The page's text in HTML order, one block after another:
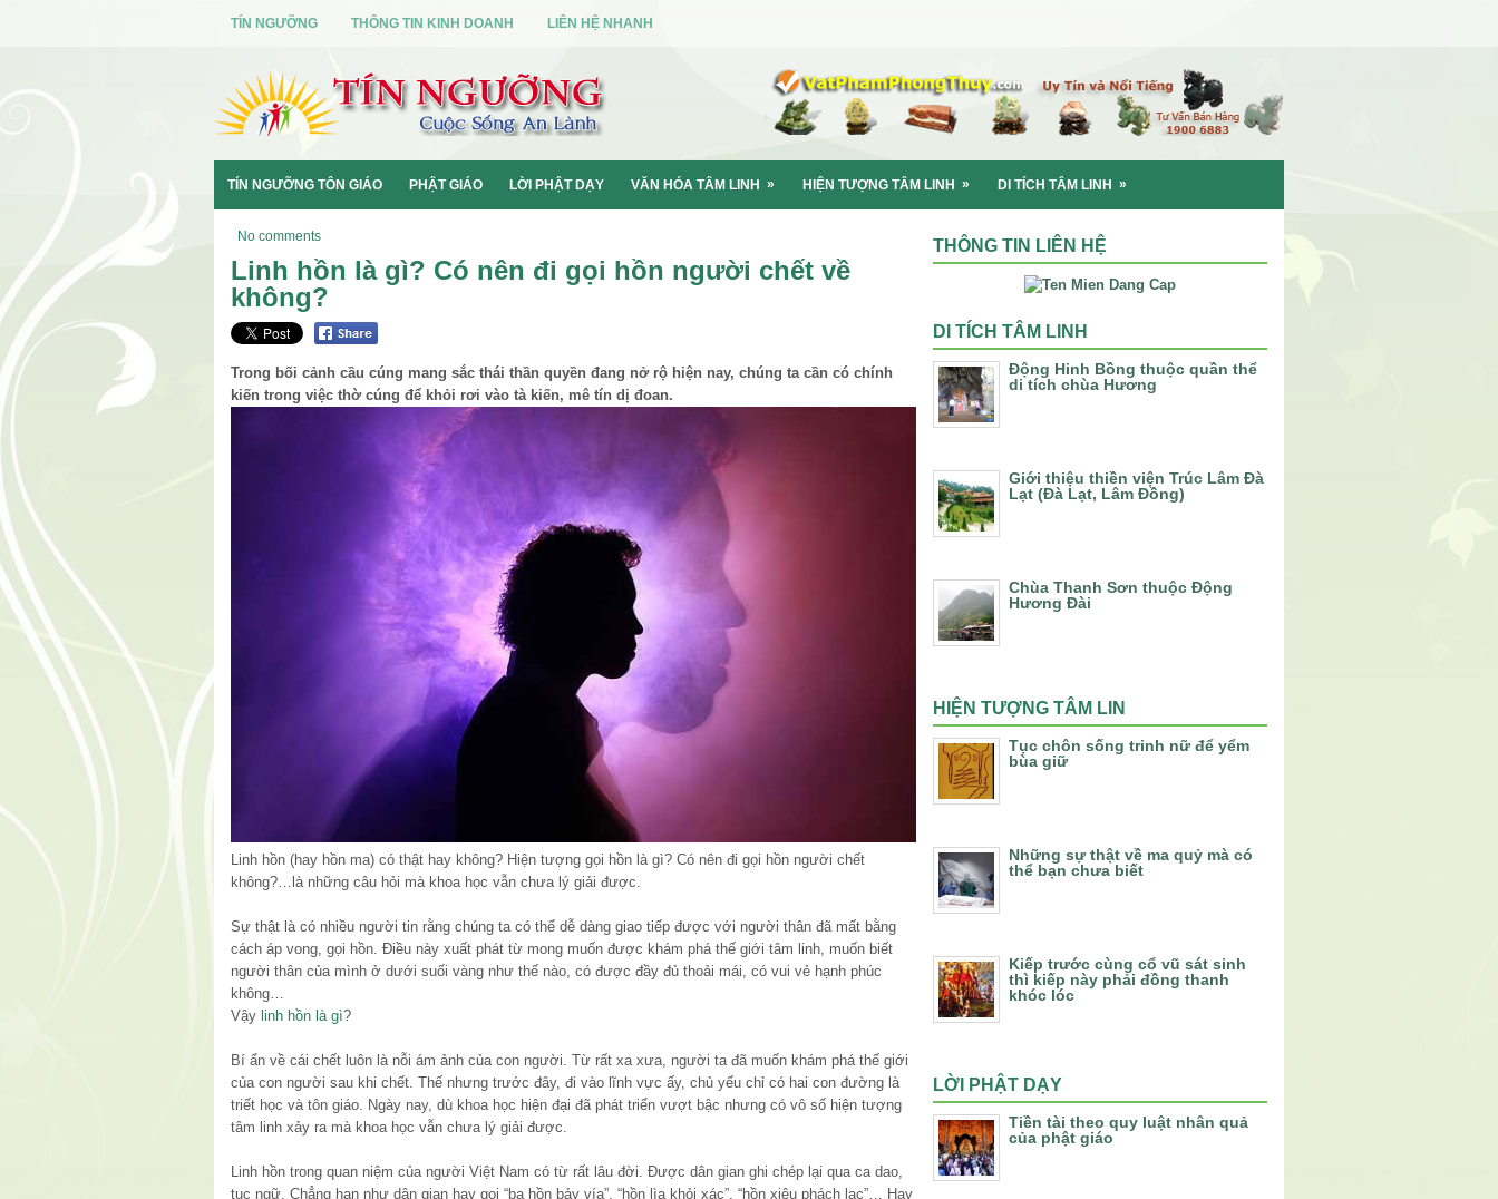
TÍN NGƯỠNG THÔNG TIN KINH DOANH LIÊN HỆ NHANH
TÍN NGƯỠNG TÔN GIÁO PHẬT GIÁO LỜI PHẬT DẠY VĂN HÓA TÂM LINH » HIỆN TƯỢNG TÂM LINH » DI TÍCH TÂM LINH »
No comments
Linh hồn là gì? Có nên đi gọi hồn người chết về
không?
Trong bối cảnh cầu cúng mang sắc thái thần quyền đang nở rộ hiện nay, chúng ta cần có chính
kiến trong việc thờ cúng để khỏi rơi vào tà kiến, mê tín dị đoan.
Linh hồn (hay hồn ma) có thật hay không? Hiện tượng gọi hồn là gì? Có nên đi gọi hồn người chết
không?…là những câu hỏi mà khoa học vẫn chưa lý giải được.
Sự thật là có nhiều người tin rằng chúng ta có thể dễ dàng giao tiếp được với người thân đã mất bằng
cách áp vong, gọi hồn. Điều này xuất phát từ mong muốn được khám phá thế giới tâm linh, muốn biết
người thân của mình ở dưới suối vàng như thế nào, có được đầy đủ thoải mái, có vui vẻ hạnh phúc
không…
Vậy linh hồn là gì?
Bí ẩn về cái chết luôn là nỗi ám ảnh của con người. Từ rất xa xưa, người ta đã muốn khám phá thế giới
của con người sau khi chết. Thế nhưng trước đây, đi vào lĩnh vực ấy, chủ yếu chỉ có hai con đường là
triết học và tôn giáo. Ngày nay, dù khoa học hiện đại đã phát triển vượt bậc nhưng có vô số hiện tượng
tâm linh xảy ra mà khoa học vẫn chưa lý giải được.
Linh hồn trong quan niệm của người Việt Nam có từ rất lâu đời. Được dân gian ghi chép lại qua ca dao,
tục ngữ. Chẳng hạn như dân gian hay gọi “ba hồn bảy vía”, “hồn lìa khỏi xác”, “hồn xiêu phách lạc”… Hay
THÔNG TIN LIÊN HỆ
DI TÍCH TÂM LINH
Động Hinh Bồng thuộc quần thể
di tích chùa Hương
Giới thiệu thiền viện Trúc Lâm Đà
Lạt (Đà Lạt, Lâm Đồng)
Chùa Thanh Sơn thuộc Động
Hương Đài
HIỆN TƯỢNG TÂM LIN
Tục chôn sống trinh nữ để yểm
bùa giữ
Những sự thật về ma quỷ mà có
thể bạn chưa biết
Kiếp trước cùng cổ vũ sát sinh
thì kiếp này phải đồng thanh
khóc lóc
LỜI PHẬT DẠY
Tiền tài theo quy luật nhân quả
của phật giáo